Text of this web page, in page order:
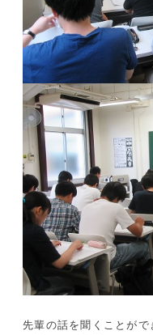
先輩の話を聞くことが